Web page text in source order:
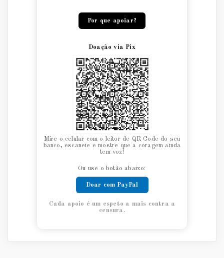
Por que apoiar?
Doação via Pix
Mire o celular com o leitor de QR Code do seu
banco, escaneie e mostre que a coragem ainda
tem voz!
Ou use o botão abaixo:
Doar com PayPal
Cada apoio é um espeto a mais contra a
censura.